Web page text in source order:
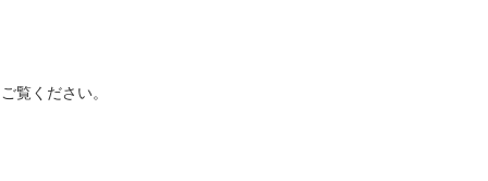
覧ください。